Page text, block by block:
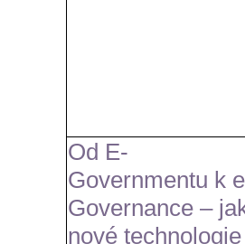
Od E-
Governmentu k
Governance –
nové technologie